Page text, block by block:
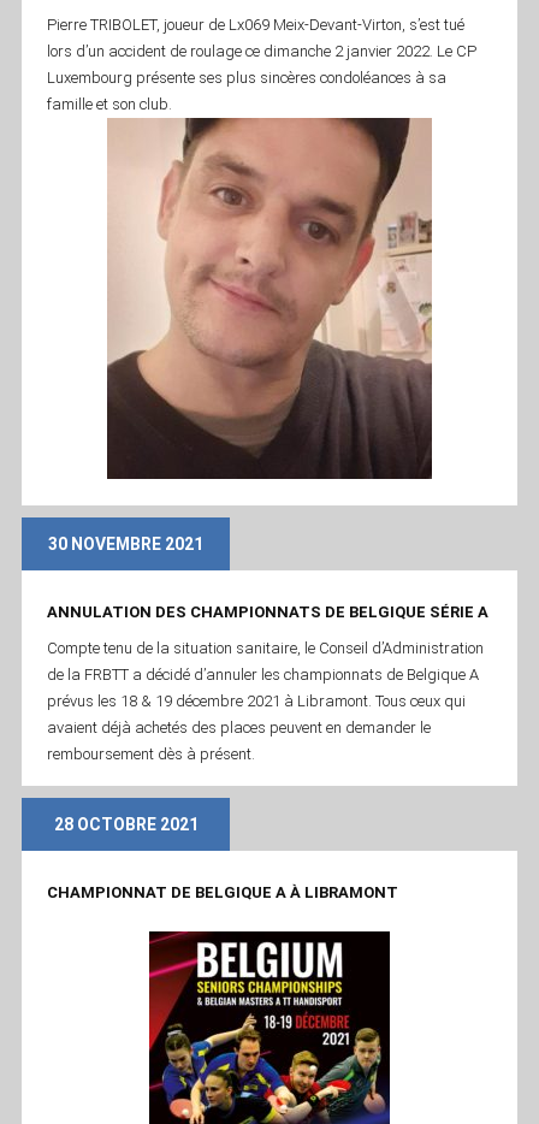
Pierre TRIBOLET, joueur de Lx069 Meix-Devant-Virton, s’est tué
lors d’un accident de roulage ce dimanche 2 janvier 2022. Le CP
Luxembourg présente ses plus sincères condoléances à sa
famille et son club.
30 NOVEMBRE 2021
ANNULATION DES CHAMPIONNATS DE BELGIQUE SÉRIE A
Compte tenu de la situation sanitaire, le Conseil d’Administration
de la FRBTT a décidé d’annuler les championnats de Belgique A
prévus les 18 & 19 décembre 2021 à Libramont. Tous ceux qui
avaient déjà achetés des places peuvent en demander le
remboursement dès à présent.
28 OCTOBRE 2021
CHAMPIONNAT DE BELGIQUE A À LIBRAMONT